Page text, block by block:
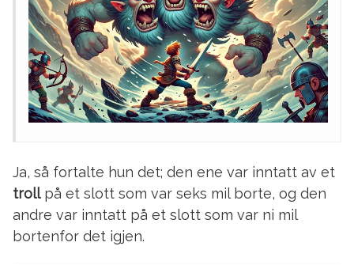
Ja, så fortalte hun det; den ene var inntatt av et
trollpå et slott som var seks mil borte, og den
andre var inntatt på et slott som var ni mil
bortenfor det igjen.